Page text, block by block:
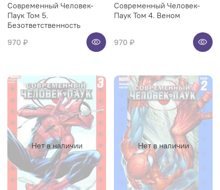
Современный Человек-
Паук Том 5.
Безответственность
970 ₽
Современный Человек-
Паук Том 4. Веном
970 ₽
Нет в наличии Нет в наличии